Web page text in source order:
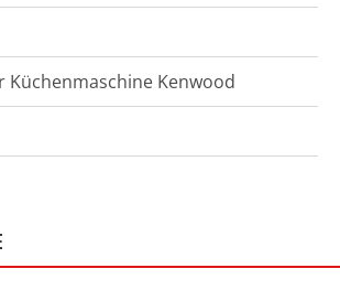
Küchenmaschine Kenwood